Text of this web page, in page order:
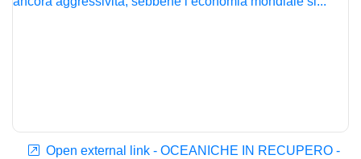
Open external link - OCEANICHE IN RECUPERO -